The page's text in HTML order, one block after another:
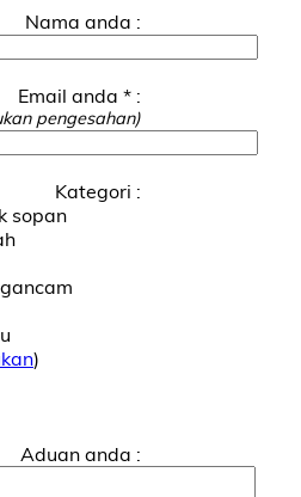
Nama anda :
Email anda * :
pengesahan)
Kategori :
sopan
)
Aduan anda :